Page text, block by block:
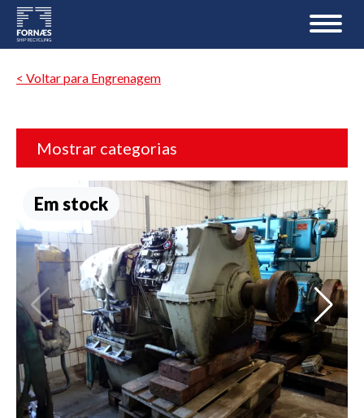
< Voltar para Engrenagem
Mostrar categorias
Em stock